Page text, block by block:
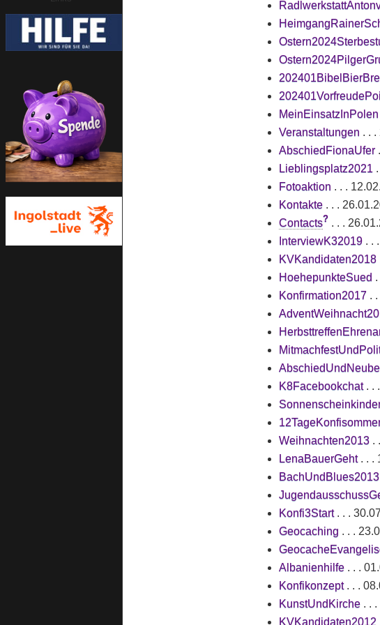
MeinEinsatzInPolen
Veranstaltungen . .
AbschiedFionaUfer.
Lieblingsplatz2021
Fotoaktion . . .
Kontakte. . .
Contacts? . . .
InterviewK32019. . .
KVKandidaten2018
HoehepunkteSued
Konfirmation2017. .
K8Facebookchat. .
Weihnachten2013.
LenaBauerGeht. . .
BachUndBlues2013
Konfi3Start. . .
Geocaching . . .
Albanienhilfe. . .
Konfikonzept. . .
KunstUndKirche. . .
KVKandidaten2012